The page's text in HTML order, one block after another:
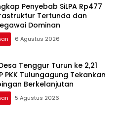
Penyebab SiLPA Rp477
Tertunda dan
Dominan
6 Agustus 2026
Tenggur Turun ke 2,21
PKK Tulungagung Tekankan
Berkelanjutan
5 Agustus 2026